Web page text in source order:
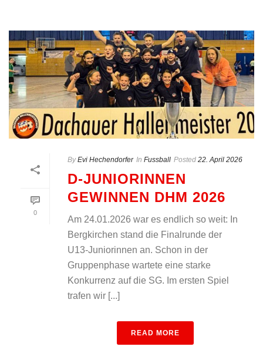
0
By Evi Hechendorfer In Fussball Posted 22. April 2026
D-JUNIORINNEN
GEWINNEN DHM 2026
Am 24.01.2026 war es endlich so weit: In
Bergkirchen stand die Finalrunde der
U13-Juniorinnen an. Schon in der
Gruppenphase wartete eine starke
Konkurrenz auf die SG. Im ersten Spiel
trafen wir [...]
READ MORE